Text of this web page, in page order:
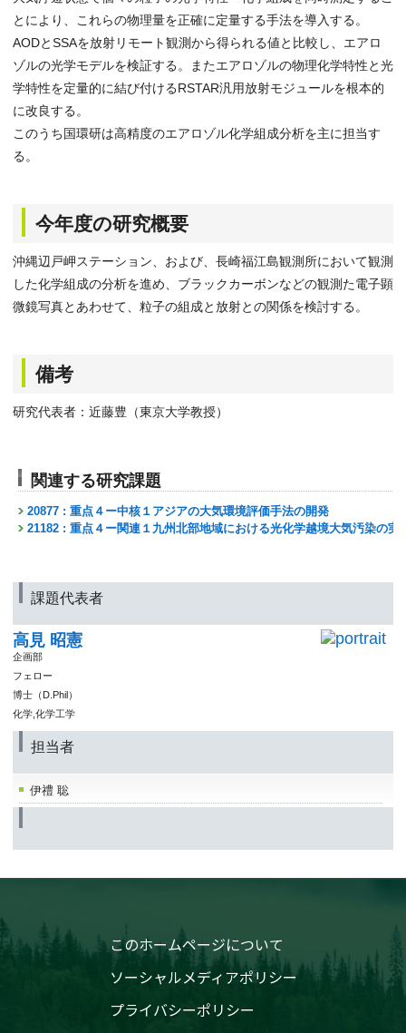
とにより、これらの物理量を正確に定量する手法を導入する。
AODとSSAを放射リモート観測から得られる値と比較し、エアロ
ゾルの光学モデルを検証する。またエアロゾルの物理化学特性と光
学特性を定量的に結び付けるRSTAR汎用放射モジュールを根本的
に改良する。
このうち国環研は高精度のエアロゾル化学組成分析を主に担当す
る。
今年度の研究概要
沖縄辺戸岬ステーション、および、長崎福江島観測所において観測
した化学組成の分析を進め、ブラックカーボンなどの観測た電子顕
微鏡写真とあわせて、粒子の組成と放射との関係を検討する。
備考
研究代表者：近藤豊（東京大学教授）
関連する研究課題
20877 : 重点４ー中核１アジアの大気環境評価手法の開発
21182 : 重点４ー関連１九州北部地域における光化学越境大気汚染の
課題代表者
高見 昭憲
企画部
フェロー
博士（D.Phil）
化学,化学工学
担当者
伊禮 聡
このホームページについて
ソーシャルメディアポリシー
プライバシーポリシー